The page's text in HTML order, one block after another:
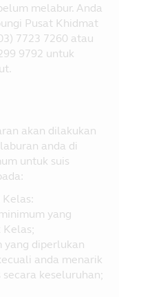
melabur. Anda
Pusat Khidmat
7723 7260 atau
9792 untuk
akan dilakukan
anda di
untuk suis
yang
yang diperlukan
anda menarik
keseluruhan;